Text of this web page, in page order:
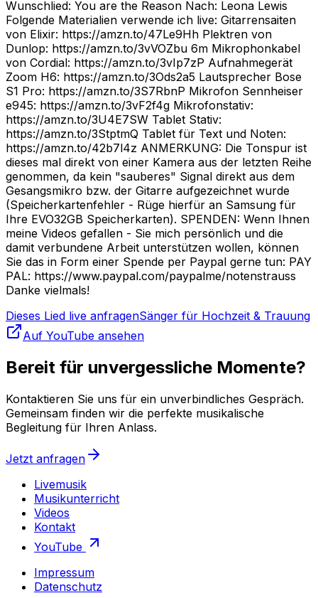
Wunschlied: You are the Reason Nach: Leona Lewis
Folgende Materialien verwende ich live: Gitarrensaiten
von Elixir: https://amzn.to/47Le9Hh Plektren von
Dunlop: https://amzn.to/3vVOZbu 6m Mikrophonkabel
von Cordial: https://amzn.to/3vIp7zP Aufnahmegerät
Zoom H6: https://amzn.to/3Ods2a5 Lautsprecher Bose
S1 Pro: https://amzn.to/3S7RbnP Mikrofon Sennheiser
e945: https://amzn.to/3vF2f4g Mikrofonstativ:
https://amzn.to/3U4E7SW Tablet Stativ:
https://amzn.to/3StptmQ Tablet für Text und Noten:
https://amzn.to/42b7l4z ANMERKUNG: Die Tonspur ist
dieses mal direkt von einer Kamera aus der letzten Reihe
genommen, da kein "sauberes" Signal direkt aus dem
Gesangsmikro bzw. der Gitarre aufgezeichnet wurde
(Speicherkartenfehler - Rüge hierfür an Samsung für
Ihre EVO32GB Speicherkarten). SPENDEN: Wenn Ihnen
meine Videos gefallen - Sie mich persönlich und die
damit verbundene Arbeit unterstützen wollen, können
Sie das in Form einer Spende per Paypal gerne tun: PAY
PAL: https://www.paypal.com/paypalme/notenstrauss
Danke vielmals!
Dieses Lied live anfragenSänger für Hochzeit & Trauung
Auf YouTube ansehen
Bereit für unvergessliche Momente?
Kontaktieren Sie uns für ein unverbindliches Gespräch.
Gemeinsam finden wir die perfekte musikalische
Begleitung für Ihren Anlass.
Jetzt anfragen
Livemusik
Musikunterricht
Videos
Kontakt
YouTube
Impressum
Datenschutz